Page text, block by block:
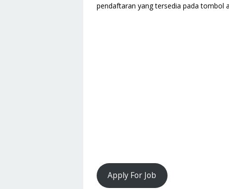
pendaftaran yang tersedia pada tombol
Apply For Job